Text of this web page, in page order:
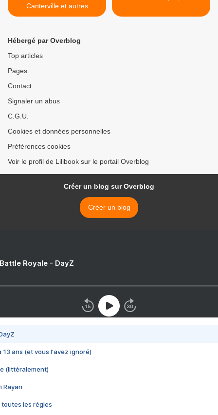
Canterville et autres
nouvelles
Hébergé par Overblog
Top articles
Pages
Contact
Signaler un abus
C.G.U.
Cookies et données personnelles
Préférences cookies
Voir le profil de Lilibook sur le portail Overblog
Créer un blog sur Overblog
Créer un blog
Royale - DayZ
13 ans (et vous l'avez ignoré)
(littéralement)
Rayan
toutes les règles